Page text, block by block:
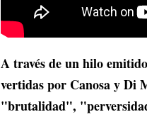
A través de un hilo
vertidas por Canosa y Di
"brutalidad",